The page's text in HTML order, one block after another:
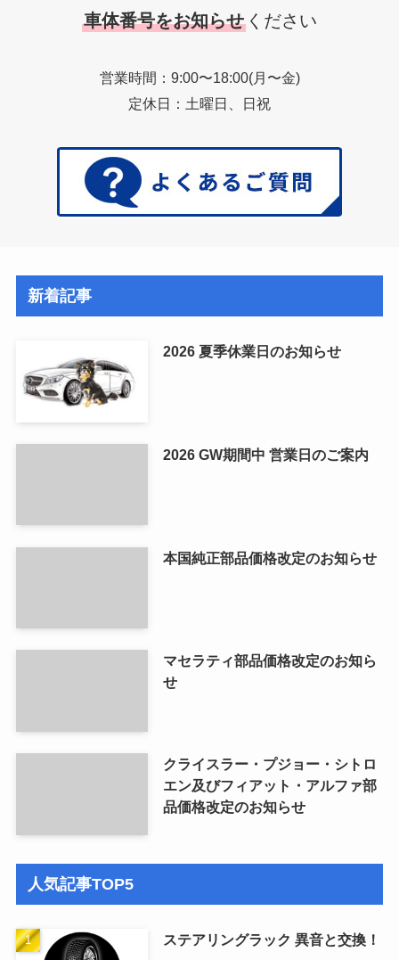
車体番号をお知らせ ください
営業時間：9:00〜18:00(月〜金)
定休日：土曜日、日祝
新着記事
2026 夏季休業日のお知らせ
2026 GW期間中 営業日のご案内
本国純正部品価格改定のお知らせ
マセラティ部品価格改定のお知ら
せ
クライスラー・プジョー・シトロ
エン及びフィアット・アルファ部
品価格改定のお知らせ
人気記事TOP5
ステアリングラック 異音と交換！